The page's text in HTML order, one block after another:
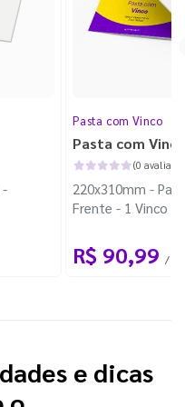
-
Pasta com Vinco
Pasta com Vinco
(0
220x310mm -
Frente - 1 Vinco
R$ 90,99 / 10
e dicas